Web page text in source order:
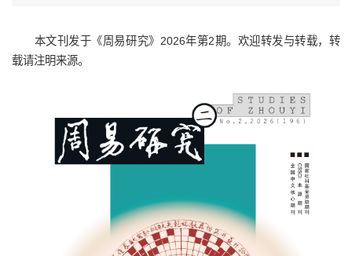
本文刊发于《周易研究》2026年第2期。欢迎转发与转载，转
载请注明来源。